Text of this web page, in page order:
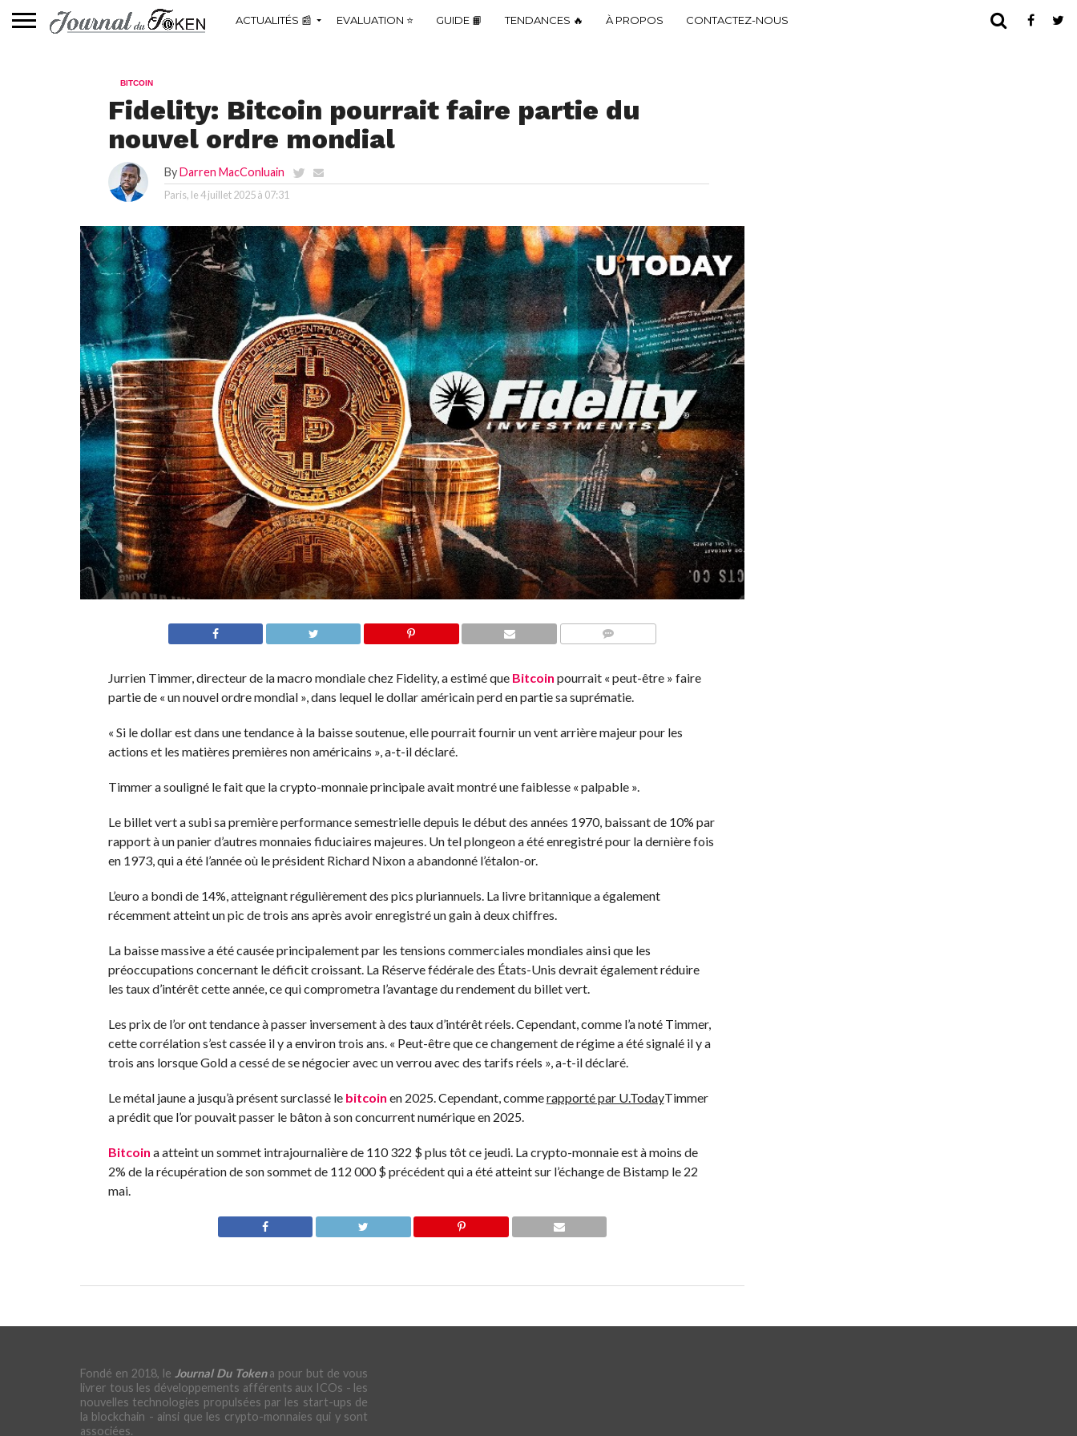
ACTUALITÉS 📰 EVALUATION ⭐ GUIDE 📙 TENDANCES 🔥 À PROPOS CONTACTEZ-NOUS
BITCOIN
Fidelity: Bitcoin pourrait faire partie du
nouvel ordre mondial
ByDarren MacConluain
Paris, le4 juillet 2025 à 07:31
Jurrien Timmer, directeur de la macro mondiale chez Fidelity, a estimé que Bitcoin pourrait « peut-être » faire
partie de « un nouvel ordre mondial », dans lequel le dollar américain perd en partie sa suprématie.
« Si le dollar est dans une tendance à la baisse soutenue, elle pourrait fournir un vent arrière majeur pour les
actions et les matières premières non américains », a-t-il déclaré.
Timmer a souligné le fait que la crypto-monnaie principale avait montré une faiblesse « palpable ».
Le billet vert a subi sa première performance semestrielle depuis le début des années 1970, baissant de 10% par
rapport à un panier d’autres monnaies fiduciaires majeures. Un tel plongeon a été enregistré pour la dernière fois
en 1973, qui a été l’année où le président Richard Nixon a abandonné l’étalon-or.
L’euro a bondi de 14%, atteignant régulièrement des pics pluriannuels. La livre britannique a également
récemment atteint un pic de trois ans après avoir enregistré un gain à deux chiffres.
La baisse massive a été causée principalement par les tensions commerciales mondiales ainsi que les
préoccupations concernant le déficit croissant. La Réserve fédérale des États-Unis devrait également réduire
les taux d’intérêt cette année, ce qui comprometra l’avantage du rendement du billet vert.
Les prix de l’or ont tendance à passer inversement à des taux d’intérêt réels. Cependant, comme l’a noté Timmer,
cette corrélation s’est cassée il y a environ trois ans. « Peut-être que ce changement de régime a été signalé il y a
trois ans lorsque Gold a cessé de se négocier avec un verrou avec des tarifs réels », a-t-il déclaré.
Le métal jaune a jusqu’à présent surclassé le bitcoin en 2025. Cependant, commerapporté par U.TodayTimmer
a prédit que l’or pouvait passer le bâton à son concurrent numérique en 2025.
Bitcoin a atteint un sommet intrajournalière de 110 322 $ plus tôt ce jeudi. La crypto-monnaie est à moins de
2% de la récupération de son sommet de 112 000 $ précédent qui a été atteint sur l’échange de Bistamp le 22
mai.
Fondé en 2018, le Journal Du Tokena pour but de vous
livrer tous les développements afférents aux ICOs - les
nouvelles technologies propulsées par les start-ups de
la blockchain - ainsi que les crypto-monnaies qui y sont
associées.